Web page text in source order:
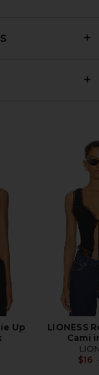
Up
price:
LIONESS
Cami
$16